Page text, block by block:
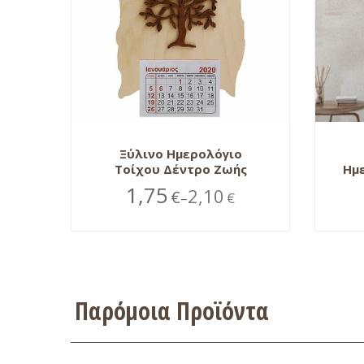
Ξύλινο Ημερολόγιο
Τοίχου Δέντρο Ζωής
1,75 €–2,10 €
Παρόμοια Προϊόντα